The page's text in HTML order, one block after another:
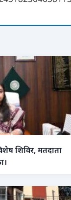
शिविर, मतदाता